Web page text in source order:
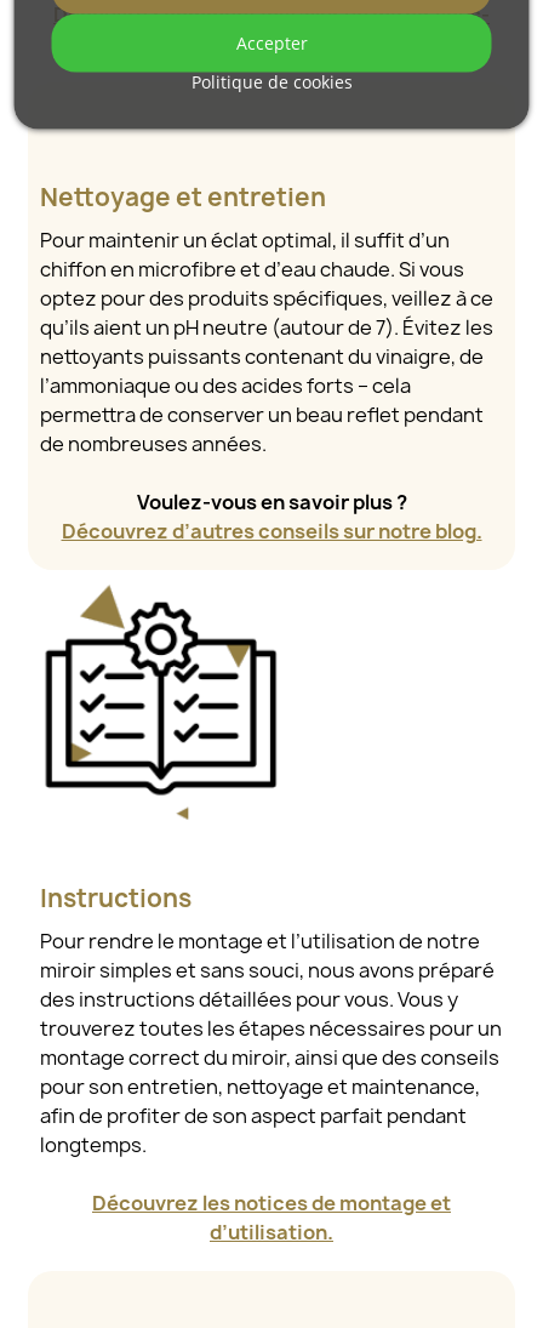
Découvrez comment installer un miroir vous-
même.
Nettoyage et entretien
Pour maintenir un éclat optimal, il suffit d’un
chiffon en microfibre et d’eau chaude. Si vous
optez pour des produits spécifiques, veillez à ce
qu’ils aient un pH neutre (autour de 7). Évitez les
nettoyants puissants contenant du vinaigre, de
l’ammoniaque ou des acides forts – cela
permettra de conserver un beau reflet pendant
de nombreuses années.
Voulez-vous en savoir plus ?
Découvrez d’autres conseils sur notre blog.
Instructions
Pour rendre le montage et l’utilisation de notre
miroir simples et sans souci, nous avons préparé
des instructions détaillées pour vous. Vous y
trouverez toutes les étapes nécessaires pour un
montage correct du miroir, ainsi que des conseils
pour son entretien, nettoyage et maintenance,
afin de profiter de son aspect parfait pendant
longtemps.
Découvrez les notices de montage et
d’utilisation.
Politique de cookies
Accepter